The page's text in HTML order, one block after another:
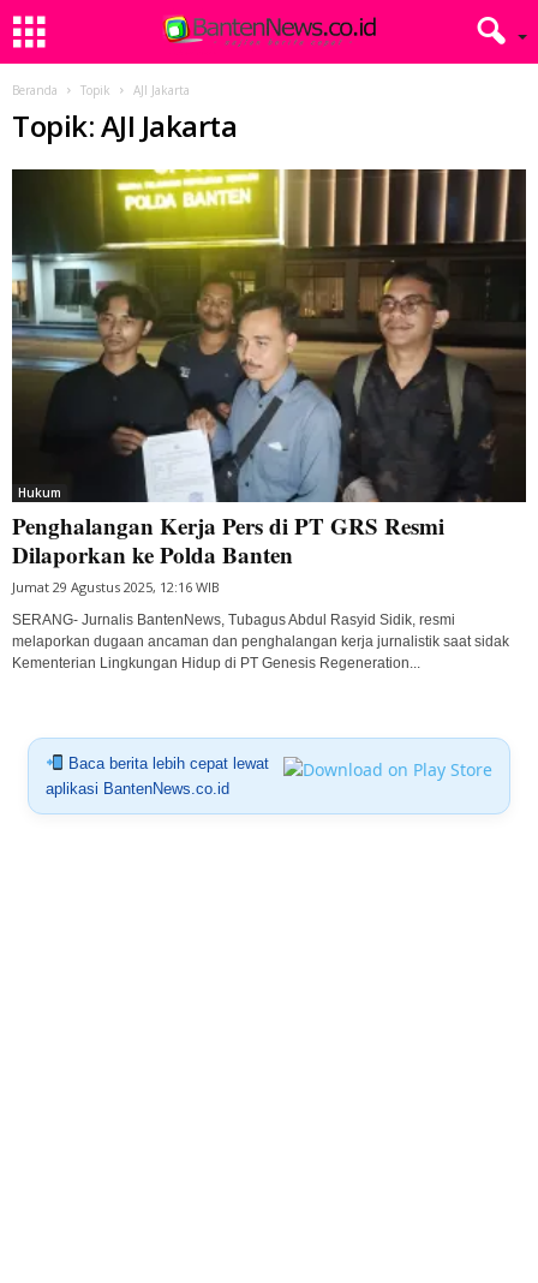
Beranda Topik AJI Jakarta
Topik: AJI Jakarta
Hukum
Penghalangan Kerja Pers di PT GRS Resmi
Dilaporkan ke Polda Banten
Jumat 29 Agustus 2025, 12:16 WIB
SERANG- Jurnalis BantenNews, Tubagus Abdul Rasyid Sidik, resmi
melaporkan dugaan ancaman dan penghalangan kerja jurnalistik saat sidak
Kementerian Lingkungan Hidup di PT Genesis Regeneration...
Baca berita lebih cepat lewat
aplikasi BantenNews.co.id